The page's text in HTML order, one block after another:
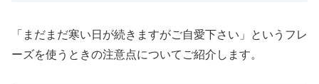
「まだまだ寒い日が続きますがご自愛下さい」というフレ
ーズを使うときの注意点についてご紹介します。